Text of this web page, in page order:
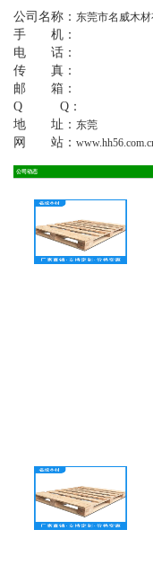
公司名称： 东莞市名威木材
手 机：
电 话：
传 真：
邮 箱：
Q Q：
地 址： 东莞
网 站：
公司动态